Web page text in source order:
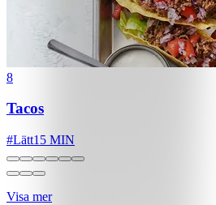
8
Tacos
#Lätt15 MIN
Visa mer